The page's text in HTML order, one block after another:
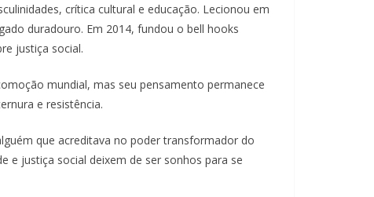
crítica cultural e educação. Lecionou em
duradouro. Em 2014, fundou o bell hooks
justiça social.
mundial, mas seu pensamento permanece
e resistência.
que acreditava no poder transformador do
e justiça social deixem de ser sonhos para se